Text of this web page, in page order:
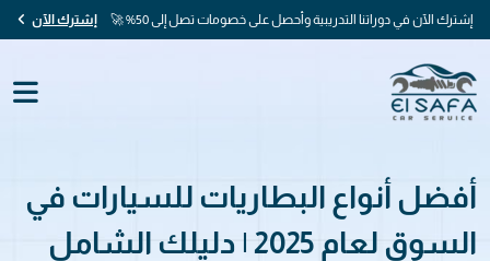
إشترك الآن في دوراتنا التدريبية وأحصل على خصومات تصل إلى 50% 🚀 إشترك الآن
أفضل أنواع البطاريات للسيارات في
السوق لعام 2025 | دليلك الشامل